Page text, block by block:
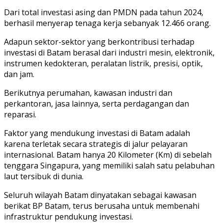
Dari total investasi asing dan PMDN pada tahun 2024,
berhasil menyerap tenaga kerja sebanyak 12.466 orang.
Adapun sektor-sektor yang berkontribusi terhadap
investasi di Batam berasal dari industri mesin, elektronik,
instrumen kedokteran, peralatan listrik, presisi, optik,
dan jam.
Berikutnya perumahan, kawasan industri dan
perkantoran, jasa lainnya, serta perdagangan dan
reparasi.
Faktor yang mendukung investasi di Batam adalah
karena terletak secara strategis di jalur pelayaran
internasional. Batam hanya 20 Kilometer (Km) di sebelah
tenggara Singapura, yang memiliki salah satu pelabuhan
laut tersibuk di dunia.
Seluruh wilayah Batam dinyatakan sebagai kawasan
berikat BP Batam, terus berusaha untuk membenahi
infrastruktur pendukung investasi.